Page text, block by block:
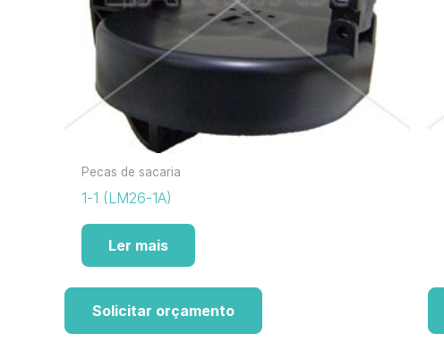
Pecas de sacaria
1-1 (LM26-1A)
Ler mais
Solicitar orçamento